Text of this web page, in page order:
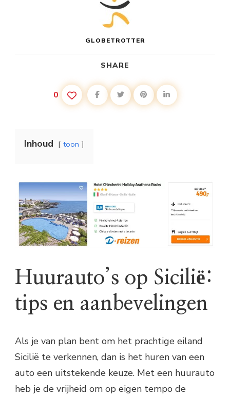
GLOBETROTTER
SHARE
0
Inhoud toon
Huurauto’s op Sicilië:
tips en aanbevelingen
Als je van plan bent om het prachtige eiland
Sicilië te verkennen, dan is het huren van een
auto een uitstekende keuze. Met een huurauto
heb je de vrijheid om op eigen tempo de